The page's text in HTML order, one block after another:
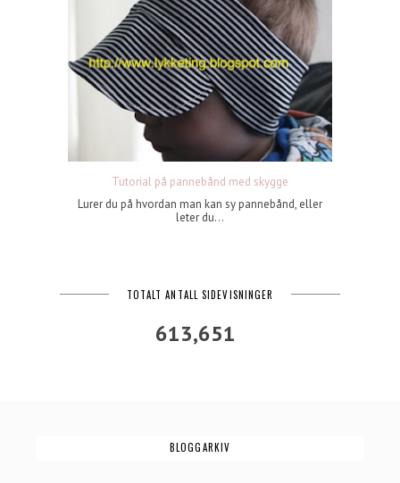
Tutorial på pannebånd med skygge
Lurer du på hvordan man kan sy pannebånd, eller
leter du...
TOTALT ANTALL SIDEVISNINGER
613,651
BLOGGARKIV